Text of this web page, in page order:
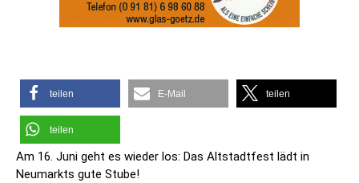
teilen E-Mail teilen
teilen
Am 16. Juni geht es wieder los: Das Altstadtfest lädt in
Neumarkts gute Stube!